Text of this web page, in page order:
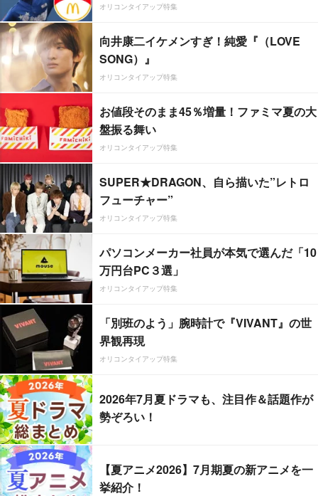
オリコンタイアップ特集
向井康二イケメンすぎ！純愛『（LOVE
SONG）』
オリコンタイアップ特集
お値段そのまま45％増量！ファミマ夏の大
盤振る舞い
オリコンタイアップ特集
SUPER★DRAGON、自ら描いた”レトロ
フューチャー”
オリコンタイアップ特集
パソコンメーカー社員が本気で選んだ「10
万円台PC３選」
オリコンタイアップ特集
「別班のよう」腕時計で『VIVANT』の世
界観再現
オリコンタイアップ特集
2026年7月夏ドラマも、注目作＆話題作が
勢ぞろい！
【夏アニメ2026】7月期夏の新アニメを一
挙紹介！